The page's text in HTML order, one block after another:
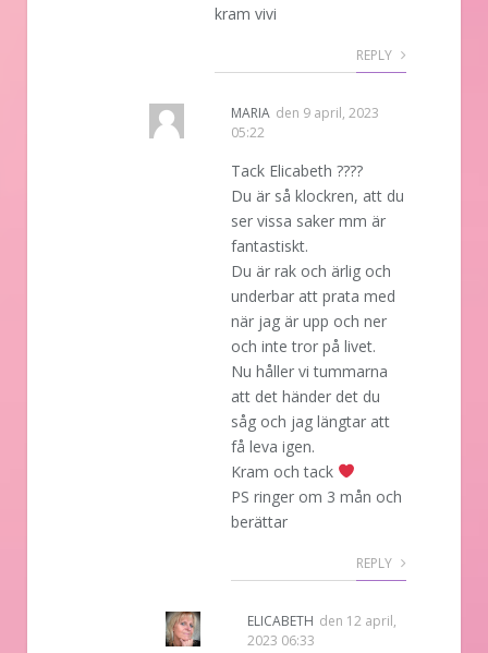
kram vivi
REPLY
MARIA den 9 april, 2023
05:22
Tack Elicabeth ????
Du är så klockren, att du
ser vissa saker mm är
fantastiskt.
Du är rak och ärlig och
underbar att prata med
när jag är upp och ner
och inte tror på livet.
Nu håller vi tummarna
att det händer det du
såg och jag längtar att
få leva igen.
Kram och tack
PS ringer om 3 mån och
berättar
REPLY
ELICABETH den 12 april,
2023 06:33